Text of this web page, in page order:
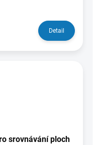
Detail
srovnávání ploch